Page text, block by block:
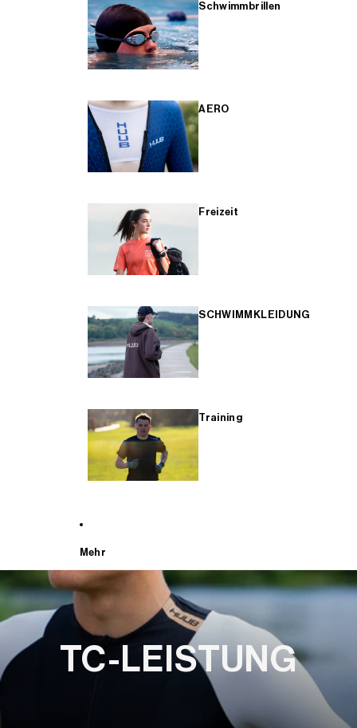
Schwimmbrillen
AERO
Freizeit
SCHWIMMKLEIDUNG
Training
Mehr
TC-LEISTUNG